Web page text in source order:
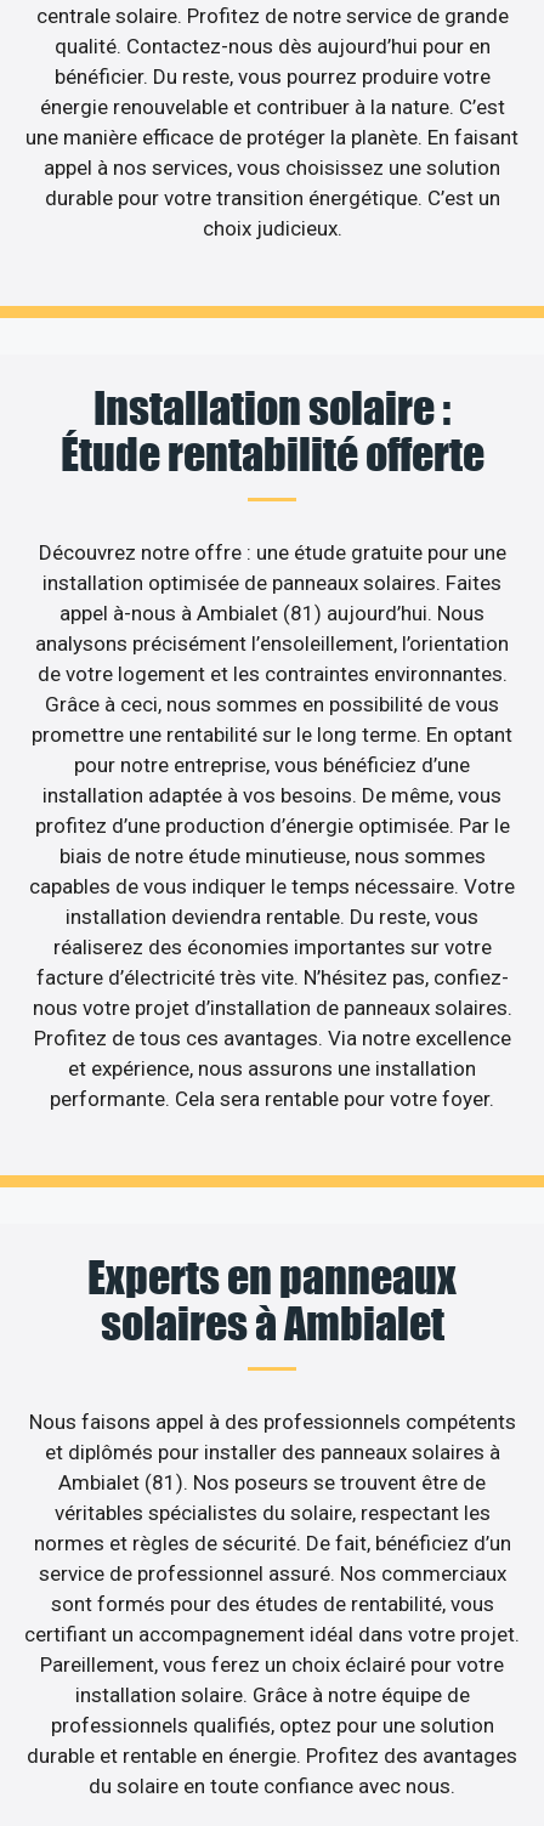
centrale solaire. Profitez de notre service de grande
qualité. Contactez-nous dès aujourd’hui pour en
bénéficier. Du reste, vous pourrez produire votre
énergie renouvelable et contribuer à la nature. C’est
une manière efficace de protéger la planète. En faisant
appel à nos services, vous choisissez une solution
durable pour votre transition énergétique. C’est un
choix judicieux.
Installation solaire :
Étude rentabilité offerte
Découvrez notre offre : une étude gratuite pour une
installation optimisée de panneaux solaires. Faites
appel à-nous à Ambialet (81) aujourd’hui. Nous
analysons précisément l’ensoleillement, l’orientation
de votre logement et les contraintes environnantes.
Grâce à ceci, nous sommes en possibilité de vous
promettre une rentabilité sur le long terme. En optant
pour notre entreprise, vous bénéficiez d’une
installation adaptée à vos besoins. De même, vous
profitez d’une production d’énergie optimisée. Par le
biais de notre étude minutieuse, nous sommes
capables de vous indiquer le temps nécessaire. Votre
installation deviendra rentable. Du reste, vous
réaliserez des économies importantes sur votre
facture d’électricité très vite. N’hésitez pas, confiez-
nous votre projet d’installation de panneaux solaires.
Profitez de tous ces avantages. Via notre excellence
et expérience, nous assurons une installation
performante. Cela sera rentable pour votre foyer.
Experts en panneaux
solaires à Ambialet
Nous faisons appel à des professionnels compétents
et diplômés pour installer des panneaux solaires à
Ambialet (81). Nos poseurs se trouvent être de
véritables spécialistes du solaire, respectant les
normes et règles de sécurité. De fait, bénéficiez d’un
service de professionnel assuré. Nos commerciaux
sont formés pour des études de rentabilité, vous
certifiant un accompagnement idéal dans votre projet.
Pareillement, vous ferez un choix éclairé pour votre
installation solaire. Grâce à notre équipe de
professionnels qualifiés, optez pour une solution
durable et rentable en énergie. Profitez des avantages
du solaire en toute confiance avec nous.